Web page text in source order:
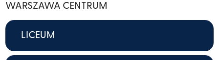
WARSZAWA CENTRUM
LICEUM